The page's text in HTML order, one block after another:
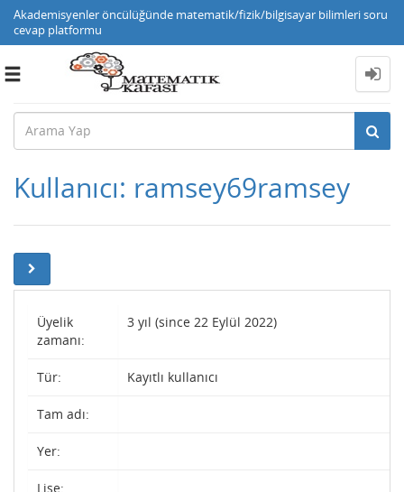
Akademisyenler öncülüğünde matematik/fizik/bilgisayar bilimleri soru
cevap platformu
Toggle
Kullanıcı: ramsey69ramsey
Üyelik
zamanı:
3 yıl (since 22 Eylül 2022)
Tür: Kayıtlı kullanıcı
Tam adı:
Yer:
Lise: